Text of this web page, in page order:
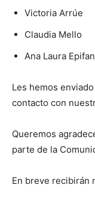
Victoria Arrúe
Claudia Mello
Ana Laura
Les hemos
contacto con
Queremos
parte de la
En breve recibirán